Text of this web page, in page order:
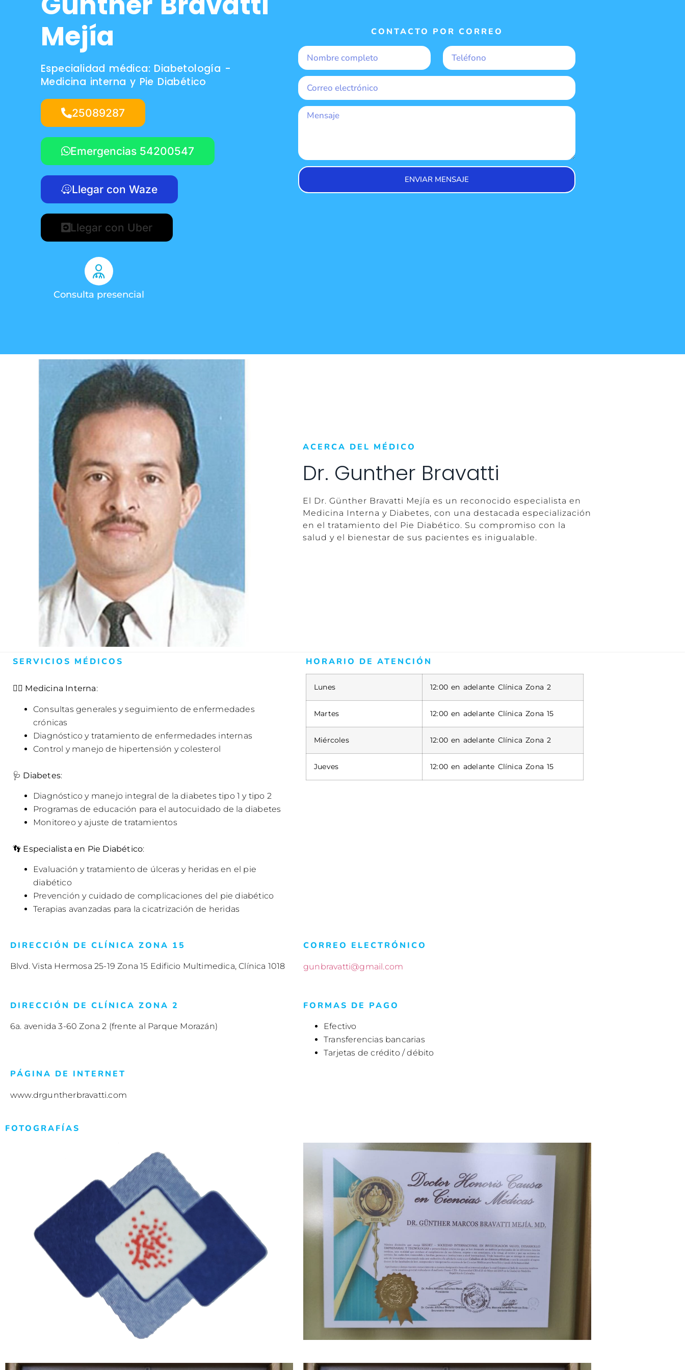
Mejía
Especialidad médica: Diabetología -
Medicina interna y Pie Diabético
25089287
Emergencias 54200547
Llegar con Waze
Llegar con Uber
Consulta presencial
CONTACTO POR CORREO
ENVIAR MENSAJE
ACERCA DEL MÉDICO
Dr. Gunther Bravatti
El Dr. Günther Bravatti Mejía es un reconocido especialista en
Medicina Interna y Diabetes, con una destacada especialización
en el tratamiento del Pie Diabético. Su compromiso con la
salud y el bienestar de sus pacientes es inigualable.
SERVICIOS MÉDICOS
👨‍⚕️ Medicina Interna:
Consultas generales y seguimiento de enfermedades
crónicas
Diagnóstico y tratamiento de enfermedades internas
Control y manejo de hipertensión y colesterol
🩺 Diabetes:
Diagnóstico y manejo integral de la diabetes tipo 1 y tipo 2
Programas de educación para el autocuidado de la diabetes
Monitoreo y ajuste de tratamientos
👣 Especialista en Pie Diabético:
Evaluación y tratamiento de úlceras y heridas en el pie
diabético
Prevención y cuidado de complicaciones del pie diabético
Terapias avanzadas para la cicatrización de heridas
HORARIO DE ATENCIÓN
Lunes 12:00 en adelante Clínica Zona 2
Martes 12:00 en adelante Clínica Zona 15
Miércoles 12:00 en adelante Clínica Zona 2
Jueves 12:00 en adelante Clínica Zona 15
DIRECCIÓN DE CLÍNICA ZONA 15
Blvd. Vista Hermosa 25-19 Zona 15 Edificio Multimedica, Clínica 1018
CORREO ELECTRÓNICO
gunbravatti@gmail.com
DIRECCIÓN DE CLÍNICA ZONA 2
6a. avenida 3-60 Zona 2 (frente al Parque Morazán)
FORMAS DE PAGO
Efectivo
Transferencias bancarias
Tarjetas de crédito / débito
PÁGINA DE INTERNET
www.drguntherbravatti.com
FOTOGRAFÍAS